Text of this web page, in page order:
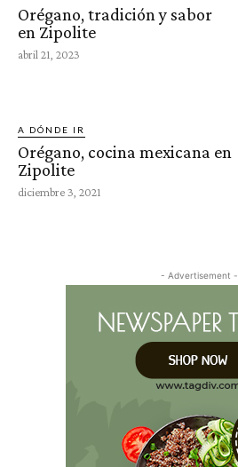
Orégano, tradición y sabor
en Zipolite
abril 21, 2023
A DÓNDE IR
Orégano, cocina mexicana en
Zipolite
diciembre 3, 2021
- Advertisement -